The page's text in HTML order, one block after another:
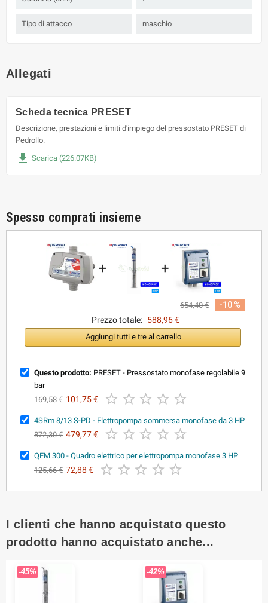
Tipo di attacco maschio
Allegati
Scheda tecnica PRESET
Descrizione, prestazioni e limiti d'impiego del pressostato PRESET di
Pedrollo.
file_download Scarica (226.07KB)
Spesso comprati insieme
+ +
654,40 €
-10 %
Prezzo totale: 588,96 €
Aggiungi tutti e tre al carrello
Questo prodotto: PRESET - Pressostato monofase regolabile 9
bar
169,58 € 101,75 €     
4SRm 8/13 S-PD - Elettropompa sommersa monofase da 3 HP
872,30 € 479,77 €     
QEM 300 - Quadro elettrico per elettropompa monofase 3 HP
125,66 € 72,88 €     
I clienti che hanno acquistato questo
prodotto hanno acquistato anche...
-45% -42%